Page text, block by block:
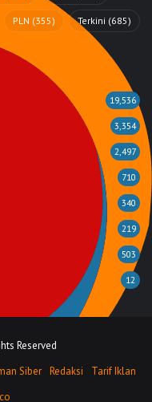
PLN (355) Terkini (685)
19,536
3,354
2,497
710
340
219
503
12
Reserved
Siber Redaksi
Tarif Iklan